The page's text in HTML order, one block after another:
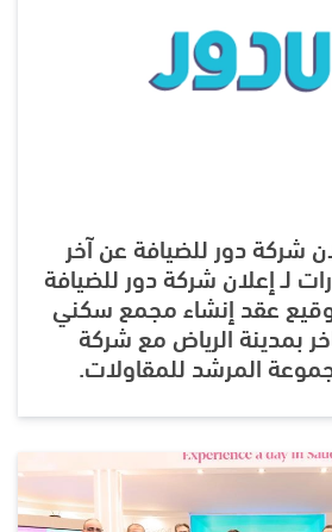
شركة دور للضيافة عن آخر
لـ إعلان شركة دور للضيافة
عقد إنشاء مجمع سكني
بمدينة الرياض مع شركة
المرشد للمقاولات.